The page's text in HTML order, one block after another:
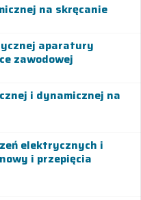
na skręcanie
aparatury
zawodowej
i dynamicznej na
elektrycznych i
i przepięcia